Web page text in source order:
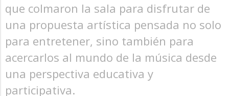
que colmaron la sala para disfrutar de
una propuesta artística pensada no solo
para entretener, sino también para
acercarlos al mundo de la música desde
una perspectiva educativa y
participativa.